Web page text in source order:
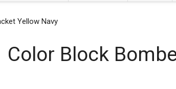
Yellow Navy
Block